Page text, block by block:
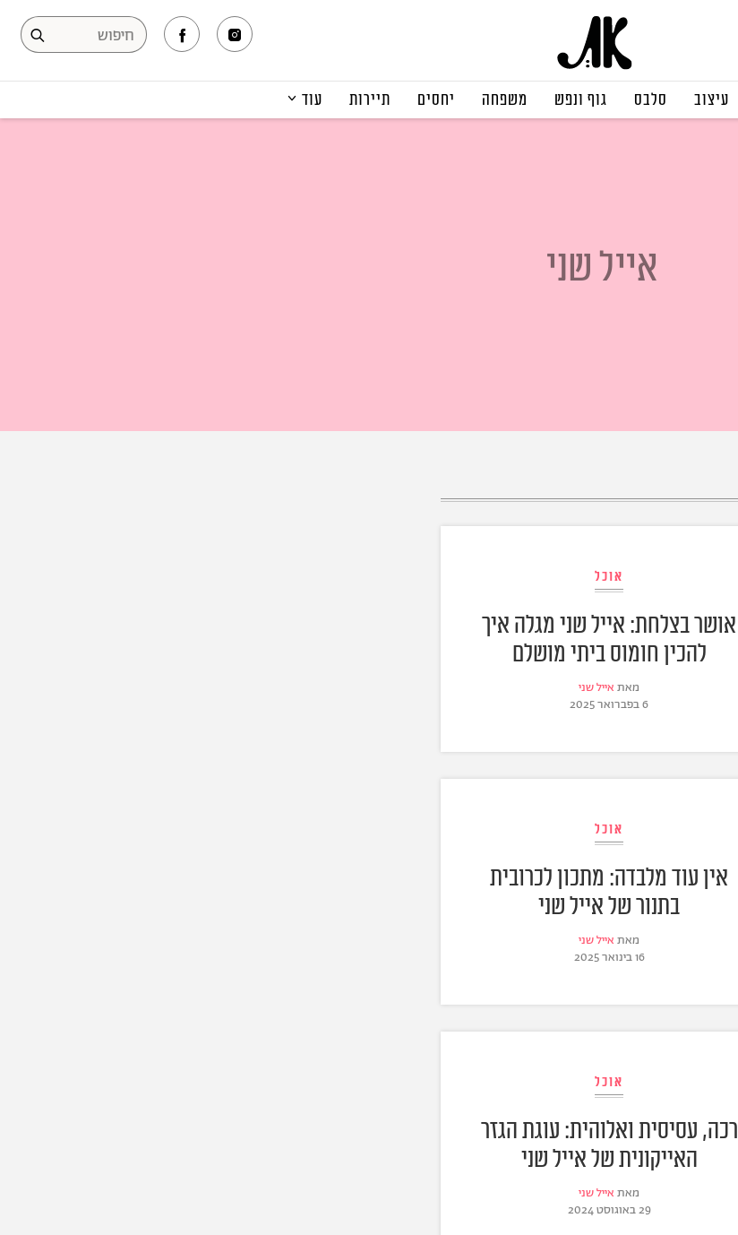
עיצוב סלבס גוף ונפש משפחה יחסים תיירות עוד
אייל שני
אוכל
אושר בצלחת: אייל שני מגלה איך
להכין חומוס ביתי מושלם
מאת אייל שני
6 בפברואר 2025
אוכל
אין עוד מלבדה: מתכון לכרובית
בתנור של אייל שני
מאת אייל שני
16 בינואר 2025
אוכל
רכה, עסיסית ואלוהית: עוגת הגזר
האייקונית של אייל שני
מאת אייל שני
29 באוגוסט 2024